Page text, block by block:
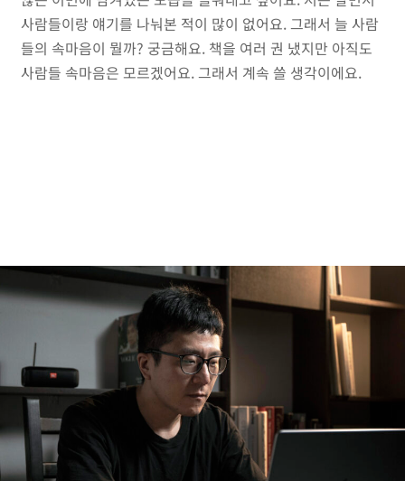
사람들이랑 얘기를 나눠본 적이 많이 없어요. 그래서 늘 사람
들의 속마음이 뭘까? 궁금해요. 책을 여러 권 냈지만 아직도
사람들 속마음은 모르겠어요. 그래서 계속 쓸 생각이에요.